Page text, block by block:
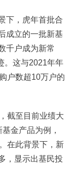
下，虎年首批合
成立的一批新基
千户成为新常
。这与2021年年
户数超10万户的
截至目前业绩大
金产品为例，
在此背景下，新
，显示出基民投